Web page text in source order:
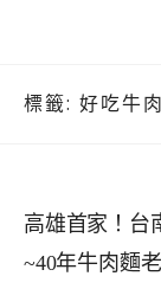
標籤: 好吃牛
高雄首家！台
~40年牛肉麵